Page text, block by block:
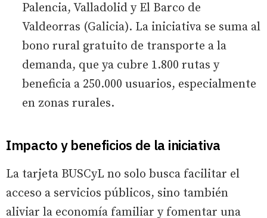
Palencia, Valladolid y El Barco de
Valdeorras (Galicia). La iniciativa se suma al
bono rural gratuito de transporte a la
demanda, que ya cubre 1.800 rutas y
beneficia a 250.000 usuarios, especialmente
en zonas rurales.
Impacto y beneficios de la iniciativa
La tarjeta BUSCyL no solo busca facilitar el
acceso a servicios públicos, sino también
aliviar la economía familiar y fomentar una